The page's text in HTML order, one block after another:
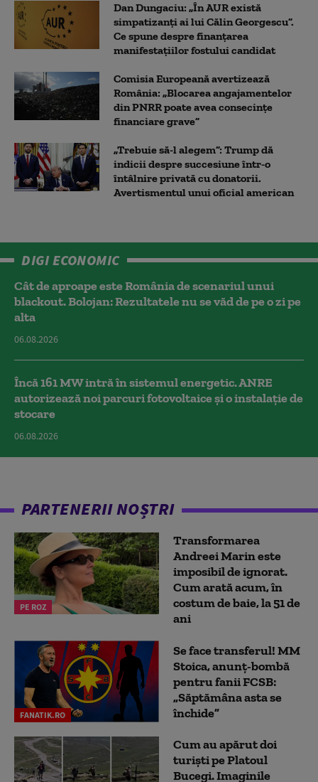
Dan Dungaciu: „În AUR există
simpatizanți ai lui Călin Georgescu”.
Ce spune despre finanțarea
manifestațiilor fostului candidat
Comisia Europeană avertizează
România: „Blocarea angajamentelor
din PNRR poate avea consecințe
financiare grave”
„Trebuie să-l alegem”: Trump dă
indicii despre succesiune într-o
întâlnire privată cu donatorii.
Avertismentul unui oficial american
DIGI ECONOMIC
Cât de aproape este România de scenariul unui
blackout. Bolojan: Rezultatele nu se văd de pe o zi pe
alta
06.08.2026
Încă 161 MW intră în sistemul energetic. ANRE
autorizează noi parcuri fotovoltaice și o instalație de
stocare
06.08.2026
PARTENERII NOȘTRI
PE ROZ
Transformarea
Andreei Marin este
imposibil de ignorat.
Cum arată acum, în
costum de baie, la 51 de
ani
FANATIK.RO
Se face transferul! MM
Stoica, anunț-bombă
pentru fanii FCSB:
„Săptămâna asta se
închide”
Cum au apărut doi
turiști pe Platoul
Bucegi. Imaginile